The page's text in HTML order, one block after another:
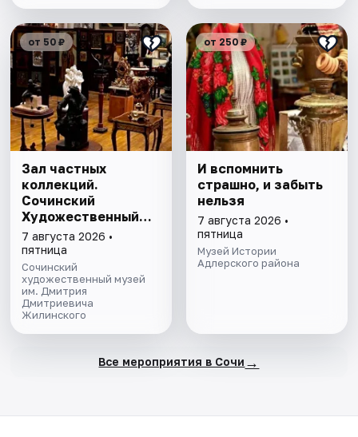
от 50 ₽
Зал частных
коллекций.
Сочинский
Художественный
музей им. Д.Д.
Жилинского
7 августа 2026 •
пятница
Сочинский
художественный музей
им. Дмитрия
Дмитриевича
Жилинского
от 250 ₽
И вспомнить
страшно, и забыть
нельзя
7 августа 2026 •
пятница
Музей Истории
Адлерского района
Все мероприятия в Сочи →